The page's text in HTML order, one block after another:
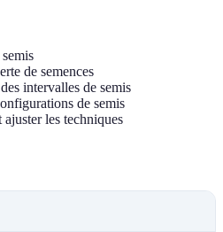
de semences
intervalles de semis
de semis
les techniques